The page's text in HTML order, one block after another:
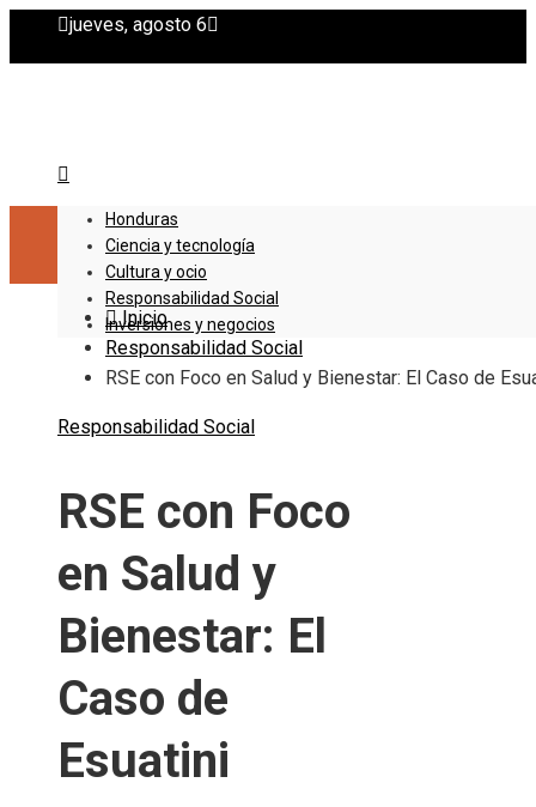
jueves, agosto 6
Honduras
Ciencia y tecnología
Cultura y ocio
Responsabilidad Social
Inversiones y negocios
Inicio
Responsabilidad Social
RSE con Foco en Salud y Bienestar: El Caso de
Responsabilidad Social
RSE con Foco
en Salud y
Bienestar: El
Caso de
Esuatini